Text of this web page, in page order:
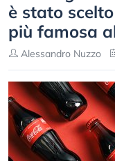
è stato
più famosa
Alessandro Nuzzo